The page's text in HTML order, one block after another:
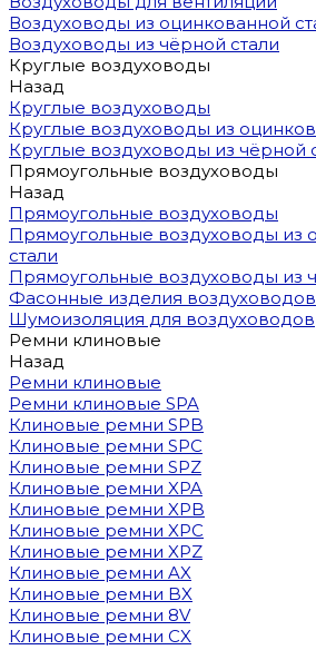
Воздуховоды из оцинкованной
Воздуховоды из чёрной стали
Круглые воздуховоды
Назад
Круглые воздуховоды
Круглые воздуховоды из
Круглые воздуховоды из чёрной
Прямоугольные воздуховоды
Назад
Прямоугольные воздуховоды
Прямоугольные воздуховоды из
стали
Прямоугольные воздуховоды из
Фасонные изделия воздуховодов
Шумоизоляция для воздуховодов
Ремни клиновые
Назад
Ремни клиновые
Ремни клиновые SPA
Клиновые ремни SPB
Клиновые ремни SPC
Клиновые ремни SPZ
Клиновые ремни XPA
Клиновые ремни XPB
Клиновые ремни XPC
Клиновые ремни XPZ
Клиновые ремни AX
Клиновые ремни BX
Клиновые ремни 8V
Клиновые ремни CX